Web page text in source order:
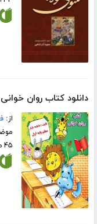
دانلود کتاب روان
از:
۴۵ صفحه